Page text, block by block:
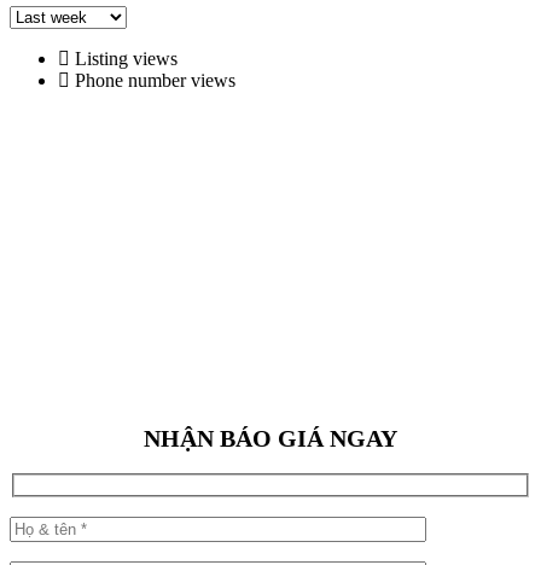
Listing views
Phone number views
NHẬN BÁO GIÁ NGAY